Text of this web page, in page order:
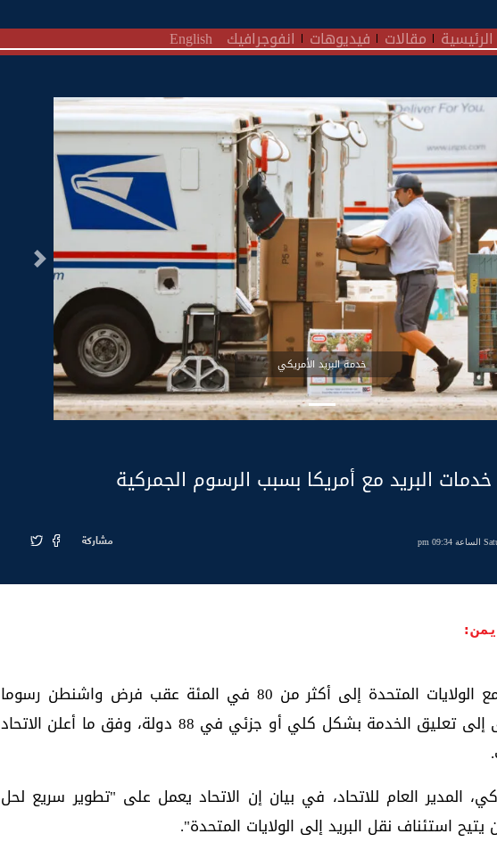
الرئيسية مقالات فيديوهات انفوجرافيك English
خدمة البريد الأمريكي
التالى
مشاركة
انخفضت خدمة البريد مع الولايات المتحدة إلى أكثر من 80 في المئة عقب فرض واشنطن رسوما
جمركية إضافية، ما أدى إلى تعليق الخدمة بشكل كلي أو جزئي في 88 دولة، وفق ما أعلن الاتحاد
المدير العام للاتحاد، في بيان إن الاتحاد يعمل على "تطوير سريع لحل
استئناف نقل البريد إلى الولايات المتحدة".